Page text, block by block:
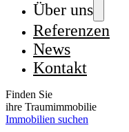
Über uns
Referenzen
News
Kontakt
Finden Sie
ihre Traumimmobilie
Immobilien suchen